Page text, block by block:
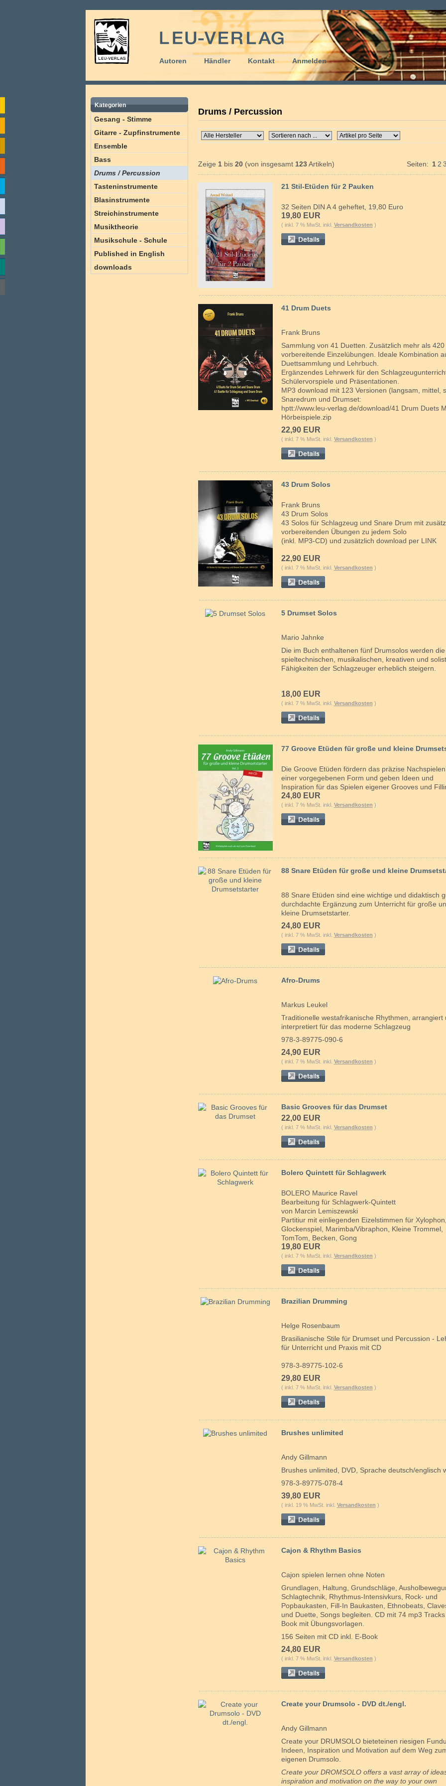
Autoren Händler Kontakt Anmelden
Kategorien
Gesang - Stimme
Gitarre - Zupfinstrumente
Ensemble
Bass
Drums / Percussion
Tasteninstrumente
Blasinstrumente
Streichinstrumente
Musiktheorie
Musikschule - Schule
Published in English
downloads
Drums / Percussion
Zeige 1bis 20(von insgesamt 123Artikeln) Seiten: 1 2 3
21 Stil-Etüden für 2 Pauken
32 Seiten DIN A 4 geheftet, 19,80 Euro
19,80 EUR
( inkl. 7 % MwSt. inkl. Versandkosten )
41 Drum Duets
Frank Bruns
Sammlung von 41 Duetten. Zusätzlich mehr als 420
vorbereitende Einzelübungen. Ideale Kombination
Duettsammlung und Lehrbuch.
Ergänzendes Lehrwerk für den
Schülervorspiele und Präsentationen.
MP3 download mit 123 Versionen (langsam, mittel,
Snaredrum und Drumset:
hptt://www.leu-verlag.de/download/41 Drum Duets
Hörbeispiele.zip
22,90 EUR
( inkl. 7 % MwSt. inkl. Versandkosten )
43 Drum Solos
Frank Bruns
43 Drum Solos
43 Solos für Schlagzeug und Snare Drum mit
vorbereitenden Übungen zu jedem Solo
(inkl. MP3-CD) und zusätzlich download per LINK
22,90 EUR
( inkl. 7 % MwSt. inkl. Versandkosten )
5 Drumset Solos
Mario Jahnke
Die im Buch enthaltenen fünf Drumsolos werden die
spieltechnischen, musikalischen, kreativen und
Fähigkeiten der Schlagzeuger erheblich steigern.
18,00 EUR
( inkl. 7 % MwSt. inkl. Versandkosten )
77 Groove Etüden für große und kleine
Die Groove Etüden fördern das präzise
einer vorgegebenen Form und geben Ideen und
Inspiration für das Spielen eigener Grooves und
24,80 EUR
( inkl. 7 % MwSt. inkl. Versandkosten )
88 Snare Etüden für große und kleine
88 Snare Etüden sind eine wichtige und didaktisch
durchdachte Ergänzung zum Unterricht für große
kleine Drumsetstarter.
24,80 EUR
( inkl. 7 % MwSt. inkl. Versandkosten )
Afro-Drums
Markus Leukel
Traditionelle westafrikanische Rhythmen, arrangiert
interpretiert für das moderne Schlagzeug
978-3-89775-090-6
24,90 EUR
( inkl. 7 % MwSt. inkl. Versandkosten )
Basic Grooves für das Drumset
22,00 EUR
( inkl. 7 % MwSt. inkl. Versandkosten )
Bolero Quintett für Schlagwerk
BOLERO Maurice Ravel
Bearbeitung für Schlagwerk-Quintett
von Marcin Lemiszewski
Partitiur mit einliegenden Eizelstimmen für Xylophon,
Glockenspiel, Marimba/Vibraphon, Kleine Trommel,
TomTom, Becken, Gong
19,80 EUR
( inkl. 7 % MwSt. inkl. Versandkosten )
Brazilian Drumming
Helge Rosenbaum
Brasilianische Stile für Drumset und Percussion -
für Unterricht und Praxis mit CD
978-3-89775-102-6
29,80 EUR
( inkl. 7 % MwSt. inkl. Versandkosten )
Brushes unlimited
Andy Gillmann
Brushes unlimited, DVD, Sprache deutsch/englisch
978-3-89775-078-4
39,80 EUR
( inkl. 19 % MwSt. inkl. Versandkosten )
Cajon & Rhythm Basics
Cajon spielen lernen ohne Noten
Grundlagen, Haltung, Grundschläge,
Schlagtechnik, Rhythmus-Intensivkurs, Rock- und
Popbaukasten, Fill-In Baukasten, Ethnobeats,
und Duette, Songs begleiten. CD mit 74 mp3 Tracks
Book mit Übungsvorlagen.
156 Seiten mit CD inkl. E-Book
24,80 EUR
( inkl. 7 % MwSt. inkl. Versandkosten )
Create your Drumsolo - DVD dt./engl.
Andy Gillmann
Create your DRUMSOLO bieteteinen riesigen
Indeen, Inspiration und Motivation auf dem Weg
eigenen Drumsolo.
Create your DROMSOLO offers a vast array of
inspiration and motivation on the way to your own